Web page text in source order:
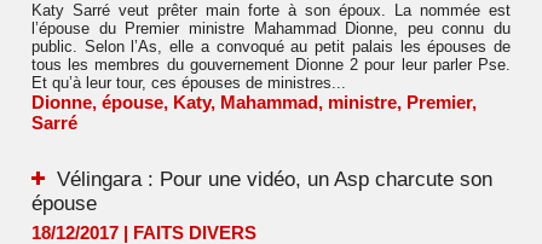
Katy Sarré veut prêter main forte à son époux. La nommée est
l’épouse du Premier ministre Mahammad Dionne, peu connu du
public. Selon l’As, elle a convoqué au petit palais les épouses de
tous les membres du gouvernement Dionne 2 pour leur parler Pse.
Et qu’à leur tour, ces épouses de ministres...
Dionne, épouse, Katy, Mahammad, ministre, Premier,
Sarré
Vélingara : Pour une vidéo, un Asp charcute son
épouse
18/12/2017 | FAITS DIVERS